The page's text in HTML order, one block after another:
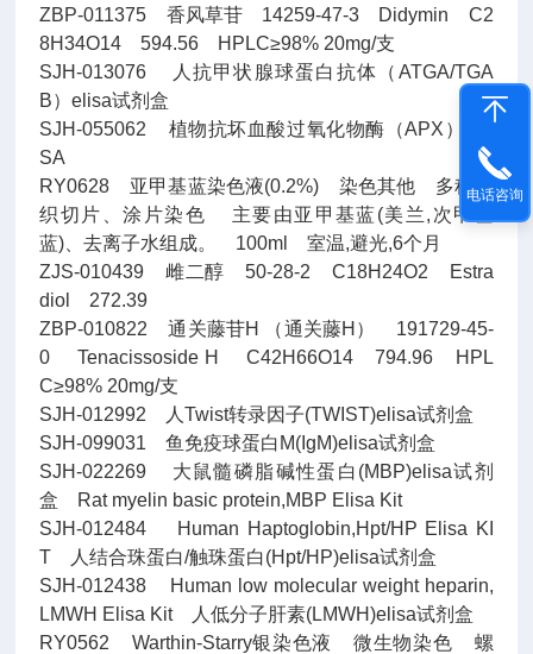
ZBP-011375 香风草苷 14259-47-3 Didymin C2
8H34O14 594.56 HPLC≥98% 20mg/支
SJH-013076 人抗甲状腺球蛋白抗体（ATGA/TGA
B）elisa试剂盒
SJH-055062 植物抗坏血酸过氧化物酶（APX）ELI
SA
RY0628 亚甲基蓝染色液(0.2%) 染色其他 多种组
织切片、涂片染色 主要由亚甲基蓝(美兰,次甲基
蓝)、去离子水组成。 100ml 室温,避光,6个月
ZJS-010439 雌二醇 50-28-2 C18H24O2 Estra
diol 272.39
ZBP-010822 通关藤苷H （通关藤H） 191729-45-
0 Tenacissoside H C42H66O14 794.96 HPL
C≥98% 20mg/支
SJH-012992 人Twist转录因子(TWIST)elisa试剂盒
SJH-099031 鱼免疫球蛋白M(IgM)elisa试剂盒
SJH-022269 大鼠髓磷脂碱性蛋白(MBP)elisa试剂
盒 Rat myelin basic protein,MBP Elisa Kit
SJH-012484 Human Haptoglobin,Hpt/HP Elisa KI
T 人结合珠蛋白/触珠蛋白(Hpt/HP)elisa试剂盒
SJH-012438 Human low molecular weight heparin,
LMWH Elisa Kit 人低分子肝素(LMWH)elisa试剂盒
RY0562 Warthin-Starry银染色液 微生物染色 螺
电话咨询